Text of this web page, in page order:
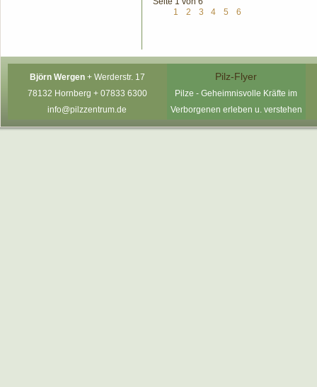
1
2 3 4 5 6
Björn Wergen + Werderstr. 17
78132 Hornberg + 07833 6300
info@pilzzentrum.de
Pilz-Flyer
Pilze - Geheimnisvolle Kräfte im
Verborgenen erleben u. verstehen